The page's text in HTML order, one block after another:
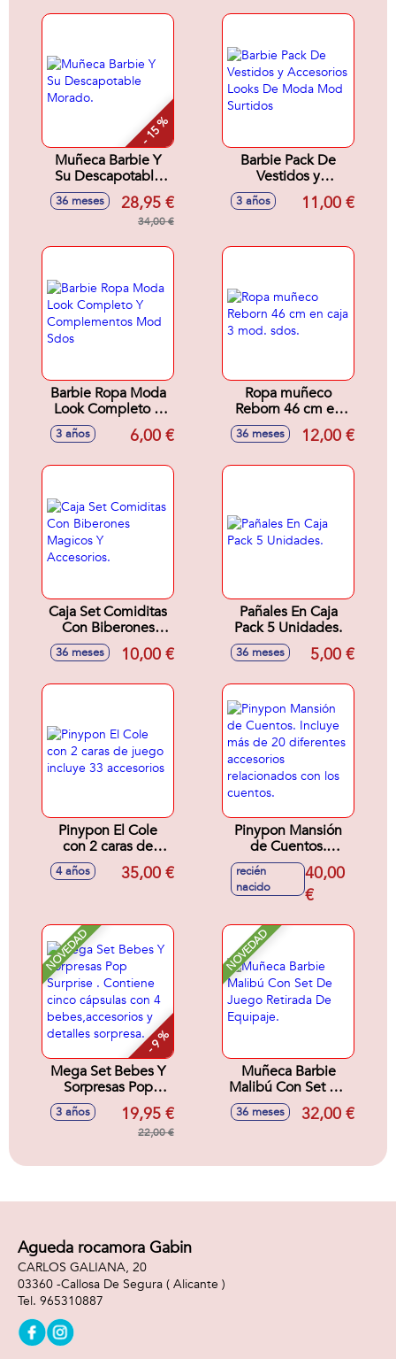
- 15 %
Muñeca Barbie Y
Su Descapotable
Morado.
36 meses 28,95 €
34,00 €
Barbie Pack De
Vestidos y
Accesorios Looks
De Moda Mod
3 años 11,00 €
Barbie Ropa Moda
Look Completo Y
Complementos
Mod Sdos
3 años 6,00 €
Ropa muñeco
Reborn 46 cm en
caja 3 mod. sdos.
36 meses 12,00 €
Caja Set Comiditas
Con Biberones
Magicos Y
Accesorios.
36 meses 10,00 €
Pañales En Caja
Pack 5 Unidades.
36 meses 5,00 €
Pinypon El Cole
con 2 caras de
juego incluye 33
accesorios
4 años 35,00 €
Pinypon Mansión
de Cuentos.
Incluye más de 20
diferentes
accesorios
los cuentos.
recién
nacido
40,00
€
NOVEDAD
- 9 %
Mega Set Bebes Y
Sorpresas Pop
Surprise . Contiene
cinco cápsulas con
4 bebes,accesorios
3 años 19,95 €
22,00 €
NOVEDAD
Muñeca Barbie
Malibú Con Set De
Juego Retirada De
Equipaje.
36 meses 32,00 €
Agueda rocamora Gabin
CARLOS GALIANA, 20
03360 -Callosa De Segura ( Alicante )
965310887